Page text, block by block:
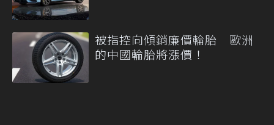
被指控向傾銷廉價輪胎 歐洲
的中國輪胎將漲價！